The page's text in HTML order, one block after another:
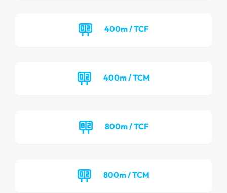
400m / TCF
400m / TCM
800m / TCF
800m / TCM